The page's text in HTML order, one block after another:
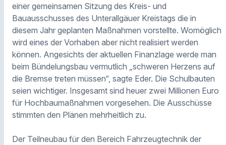
einer gemeinsamen Sitzung des Kreis- und
Bauausschusses des Unterallgäuer Kreistags die in
diesem Jahr geplanten Maßnahmen vorstellte. Womöglich
wird eines der Vorhaben aber nicht realisiert werden
können. Angesichts der aktuellen Finanzlage werde man
beim Bündelungsbau vermutlich „schweren Herzens auf
die Bremse treten müssen“, sagte Eder. Die Schulbauten
seien wichtiger. Insgesamt sind heuer zwei Millionen Euro
für Hochbaumaßnahmen vorgesehen. Die Ausschüsse
stimmten den Plänen mehrheitlich zu.
Der Teilneubau für den Bereich Fahrzeugtechnik der